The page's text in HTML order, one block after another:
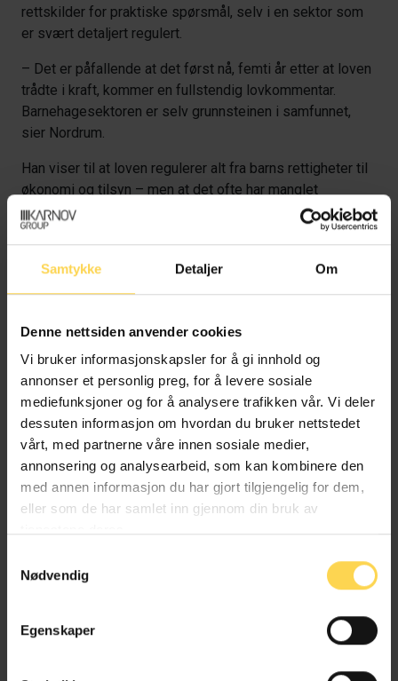
Samtykke Detaljer Om
Denne nettsiden anvender cookies
Vi bruker informasjonskapsler for å gi innhold og
annonser et personlig preg, for å levere sosiale
mediefunksjoner og for å analysere trafikken vår. Vi deler
dessuten informasjon om hvordan du bruker nettstedet
vårt, med partnerne våre innen sosiale medier,
annonsering og analysearbeid, som kan kombinere den
med annen informasjon du har gjort tilgjengelig for dem,
eller som de har samlet inn gjennom din bruk av
Nødvendig
Egenskaper
rettskilder for praktiske spørsmål, selv i en sektor som
er svært detaljert regulert.
– Det er påfallende at det først nå, femti år etter at loven
trådte i kraft, kommer en fullstendig lovkommentar.
Barnehagesektoren er selv grunnsteinen i samfunnet,
sier Nordrum.
Han viser til at loven regulerer alt fra barns rettigheter til
økonomi og tilsyn – men at det ofte har manglet
veiledning om hvordan regelverket skal tolkes og brukes
i praksis.
barnehageloven
I løpet av det siste tiåret har barnehageloven
gjennomgått en rekke lovendringer. Samtidig har det vært
lite rettspraksis og begrenset rettsvitenskapelig
interesse, noe som gjør at mange spørsmål står
uavklarte.
– Mange av bestemmelsene er knapt kommentert eller
ikke kommentert i det hele tatt, verken i forarbeidene
Han forteller at dette gjorde hans skrivearbeid særlig
utfordrende, og at mye måtte analyseres helt fra grunnen
– Kommentaren går grundigere til verks enn det som er